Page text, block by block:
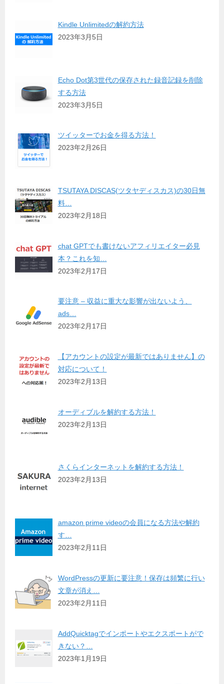
Kindle Unlimitedの解約方法
2023年3月5日
Echo Dot第3世代の保存された録音記録を削除
する方法
2023年3月5日
ツイッターでお金を得る方法！
2023年2月26日
TSUTAYA DISCAS(ツタヤディスカス)の30日無
料…
2023年2月18日
chat GPTでも書けないアフィリエイター必見
本？これを知…
2023年2月17日
要注意 – 収益に重大な影響が出ないよう、
ads…
2023年2月17日
【アカウントの設定が最新ではありません】の
対応について！
2023年2月13日
オーディブルを解約する方法！
2023年2月13日
さくらインターネットを解約する方法！
2023年2月13日
amazon prime videoの会員になる方法や解約
す…
2023年2月11日
WordPressの更新に要注意！保存は頻繁に行い
文章が消え…
2023年2月11日
AddQuicktagでインポートやエクスポートがで
きない？…
2023年1月19日